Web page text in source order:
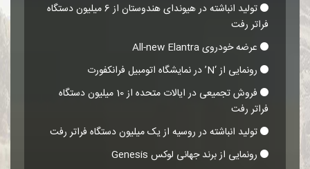
تولید انباشته در هیوندای هندوستان از 6 میلیون دستگاه
فراتر رفت
عرضه خودروی All-new Elantra
رونمایی از ‘N’ در نمایشگاه اتومبیل فرانکفورت
فروش تجمیعی در ایالات متحده از 10 میلیون دستگاه
فراتر رفت
تولید انباشته در روسیه از یک میلیون دستگاه فراتر رفت
رونمایی از برند جهانی لوکس Genesis